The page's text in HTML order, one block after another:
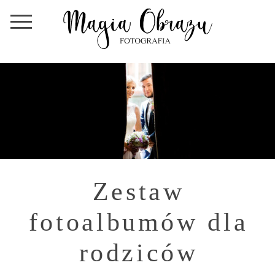
Zestaw
fotoalbumów dla
rodziców